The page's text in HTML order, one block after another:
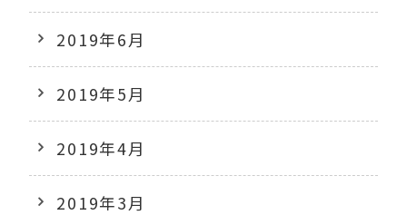
2019年6月
2019年5月
2019年4月
2019年3月